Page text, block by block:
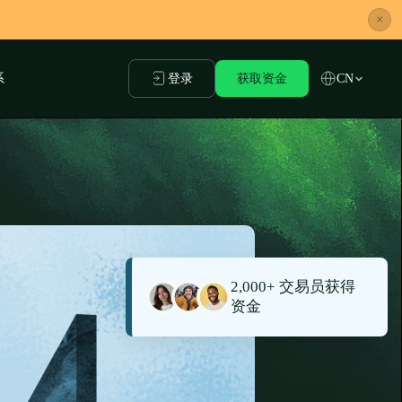
×
登录 获取资金 CN
2,000+ 交易员获得
资金